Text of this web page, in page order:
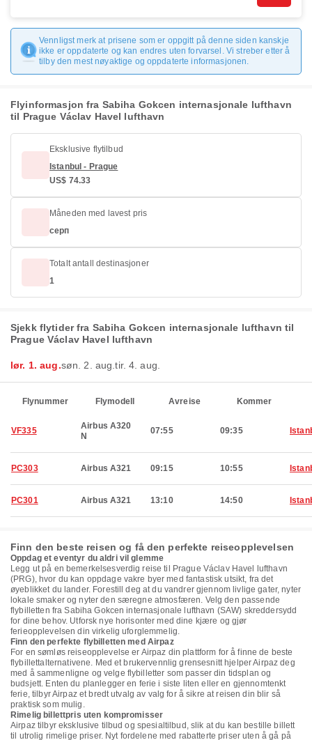
Vennligst merk at prisene som er oppgitt på denne siden kanskje
ikke er oppdaterte og kan endres uten forvarsel. Vi streber etter å
tilby den mest nøyaktige og oppdaterte informasjonen.
Flyinformasjon fra Sabiha Gokcen internasjonale lufthavn
til Prague Václav Havel lufthavn
Eksklusive flytilbud
Istanbul - Prague
US$ 74.33
Måneden med lavest pris
серп
Totalt antall destinasjoner
1
Sjekk flytider fra Sabiha Gokcen internasjonale lufthavn til
Prague Václav Havel lufthavn
lør. 1. aug.søn. 2. aug.tir. 4. aug.
Flynummer Flymodell Avreise Kommer
VF335
Airbus A320
N
07:55 09:35
PC303 Airbus A321 09:15 10:55
PC301 Airbus A321 13:10 14:50
Finn den beste reisen og få den perfekte reiseopplevelsen
Oppdag et eventyr du aldri vil glemme
Legg ut på en bemerkelsesverdig reise til Prague Václav Havel lufthavn
(PRG), hvor du kan oppdage vakre byer med fantastisk utsikt, fra det
øyeblikket du lander. Forestill deg at du vandrer gjennom livlige gater, nyter
lokale smaker og nyter den særegne atmosfæren. Velg den passende
flybilletten fra Sabiha Gokcen internasjonale lufthavn (SAW) skreddersydd
for dine behov. Utforsk nye horisonter med dine kjære og gjør
ferieopplevelsen din virkelig uforglemmelig.
Finn den perfekte flybilletten med Airpaz
For en sømløs reiseopplevelse er Airpaz din plattform for å finne de beste
flybillettalternativene. Med et brukervennlig grensesnitt hjelper Airpaz deg
med å sammenligne og velge flybilletter som passer din tidsplan og
budsjett. Enten du planlegger en ferie i siste liten eller en gjennomtenkt
ferie, tilbyr Airpaz et bredt utvalg av valg for å sikre at reisen din blir så
praktisk som mulig.
Rimelig billettpris uten kompromisser
Airpaz tilbyr eksklusive tilbud og spesialtilbud, slik at du kan bestille billett
til utrolig rimelige priser. Nyt fordelene med rabatterte priser uten å gå på